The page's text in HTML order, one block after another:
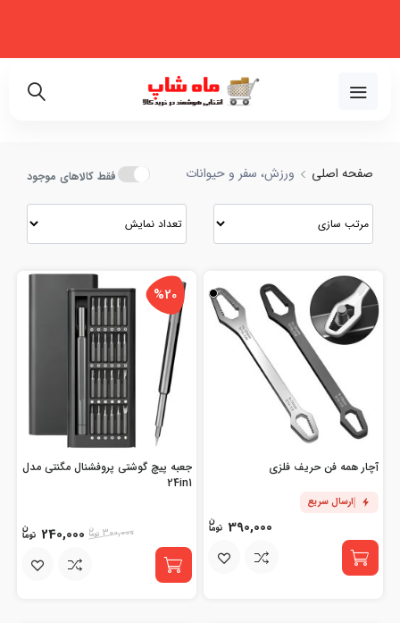
صفحه اصلی ورزش، سفر و حیوانات فقط کالاهای موجود
آچار همه فن حریف فلزی
ارسال سریع
390,000
%20
جعبه پیچ گوشتی پروفشنال مگنتی مدل
24in1
300,000
240,000